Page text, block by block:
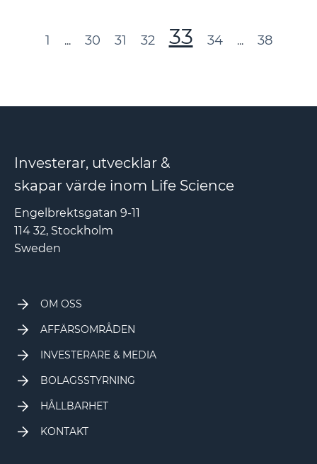
1 ... 30 31 32 33 34 ... 38
Investerar, utvecklar &
skapar värde inom Life Science
Engelbrektsgatan 9-11
114 32, Stockholm
Sweden
OM OSS
AFFÄRSOMRÅDEN
INVESTERARE & MEDIA
BOLAGSSTYRNING
HÅLLBARHET
KONTAKT